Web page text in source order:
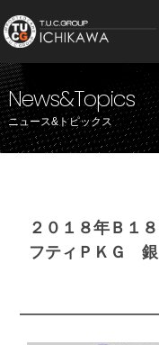
News&Topics
ニュース&トピックス
２０１８年Ｂ１
フティＰＫＧ